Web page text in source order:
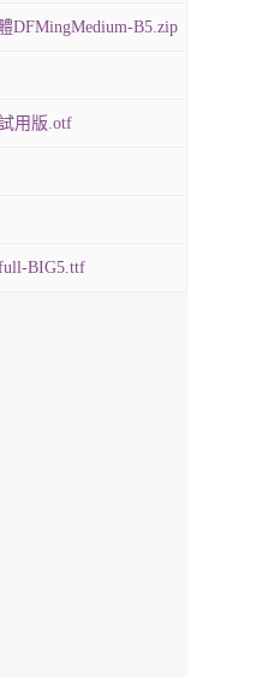
DFMingMedium-B5.zip
用版.otf
BIG5.ttf